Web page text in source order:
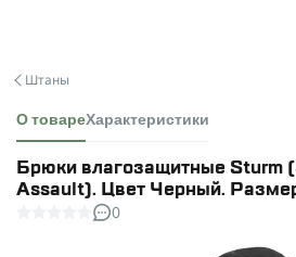
Штаны
О товареХарактеристики
Брюки влагозащитные Sturm
Assault). Цвет Черный.
0